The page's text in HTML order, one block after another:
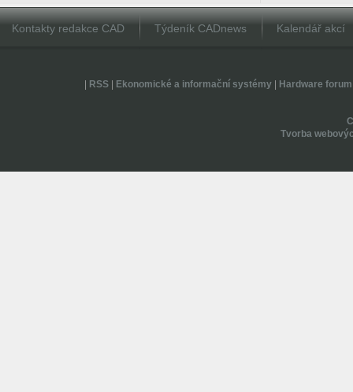
Kontakty redakce CAD Týdeník CADnews Kalendář akcí
RSS| Ekonomické a informační systémy| Hardware forum
Tvorba